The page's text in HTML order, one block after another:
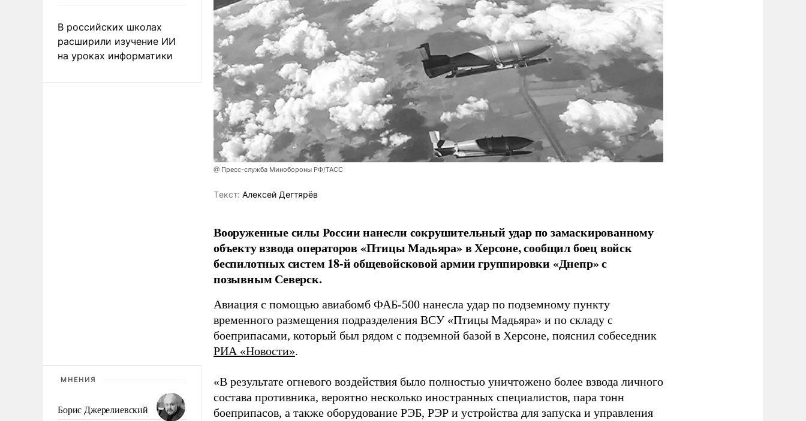
В российских школах
расширили изучение ИИ
на уроках информатики
МНЕНИЯ
Борис Джерелиевский
@ Пресс-служба Минобороны РФ/ТАСС
Tекст: Алексей Дегтярёв
Вооруженные силы России нанесли сокрушительный удар по замаскированному
объекту взвода операторов «Птицы Мадьяра» в Херсоне, сообщил боец войск
беспилотных систем 18-й общевойсковой армии группировки «Днепр» с
позывным Северск.
Авиация с помощью авиабомб ФАБ-500 нанесла удар по подземному пункту
временного размещения подразделения ВСУ «Птицы Мадьяра» и по складу с
боеприпасами, который был рядом с подземной базой в Херсоне, пояснил собеседник
РИА «Новости».
«В результате огневого воздействия было полностью уничтожено более взвода личного
состава противника, вероятно несколько иностранных специалистов, пара тонн
боеприпасов, а также оборудование РЭБ, РЭР и устройства для запуска и управления